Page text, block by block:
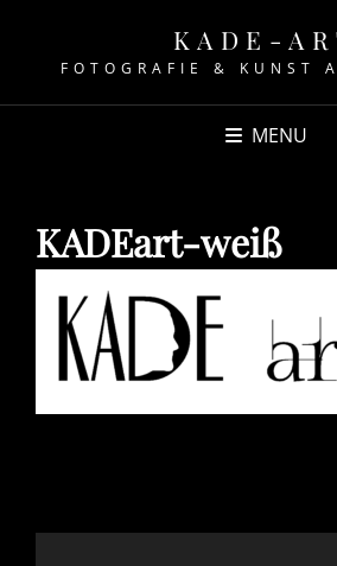
KADE-
FOTOGRAFIE & KUNST
MENU
KADEart-weiß